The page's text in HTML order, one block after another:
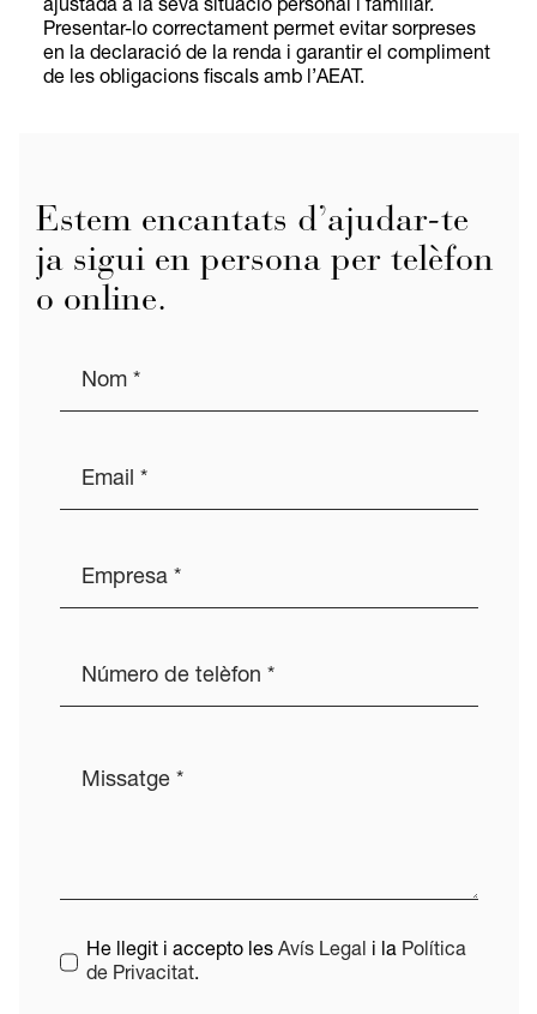
ajustada a la seva situació personal i familiar.
Presentar-lo correctament permet evitar sorpreses
en la declaració de la renda i garantir el compliment
de les obligacions fiscals amb l’AEAT.
Estem encantats d’ajudar-te
ja sigui en persona per telèfon
o online.
He llegit i accepto les Avís Legal i la Política
de Privacitat.